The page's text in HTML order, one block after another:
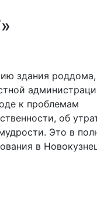
здания роддома,
к проблемам
об
Это в
в